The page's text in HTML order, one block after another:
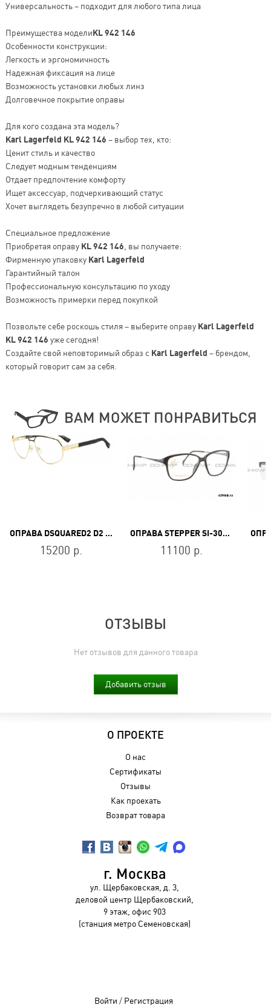
Универсальность – подходит для любого типа лица
Преимущества моделиKL 942 146
Особенности конструкции:
Легкость и эргономичность
Надежная фиксация на лице
Возможность установки любых линз
Долговечное покрытие оправы
Для кого создана эта модель?
Karl Lagerfeld KL 942 146 – выбор тех, кто:
Ценит стиль и качество
Следует модным тенденциям
Отдает предпочтение комфорту
Ищет аксессуар, подчеркивающий статус
Хочет выглядеть безупречно в любой ситуации
Специальное предложение
Приобретая оправу KL 942 146, вы получаете:
Фирменную упаковку Karl Lagerfeld
Гарантийный талон
Профессиональную консультацию по уходу
Возможность примерки перед покупкой
Позвольте себе роскошь стиля – выберите оправу Karl Lagerfeld
KL 942 146 уже сегодня!
Создайте свой неповторимый образ с Karl Lagerfeld – брендом,
который говорит сам за себя.
ВАМ МОЖЕТ ПОНРАВИТЬСЯ
ОПРАВА DSQUARED2 D2 0121 RHL
15200 р.
ОПРАВА STEPPER SI-30110 F920
11100 р.
ОТЗЫВЫ
Нет отзывов для данного товара
Добавить отзыв
О ПРОЕКТЕ
О нас
Сертификаты
Отзывы
Как проехать
Возврат товара
г. Москва
ул. Щербаковская, д. 3,
деловой центр Щербаковский,
9 этаж, офис 903
(станция метро Семеновская)
Войти / Регистрация